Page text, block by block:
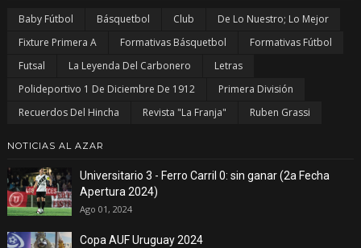
Baby Fútbol Básquetbol Club
De Lo Nuestro; Lo Mejor
Fixture Primera A
Formativas Básquetbol
Formativas Fútbol
Futsal
La Leyenda Del Carbonero
Letras
Polideportivo 1 De Diciembre De 1912
Primera División
Recuerdos Del Hincha
Revista "La Franja" Ruben Grassi
NOTICIAS AL AZAR
Universitario 3 - Ferro Carril 0: sin ganar (2a Fecha
Apertura 2024)
Ago 01, 2024
Copa AUF Uruguay 2024